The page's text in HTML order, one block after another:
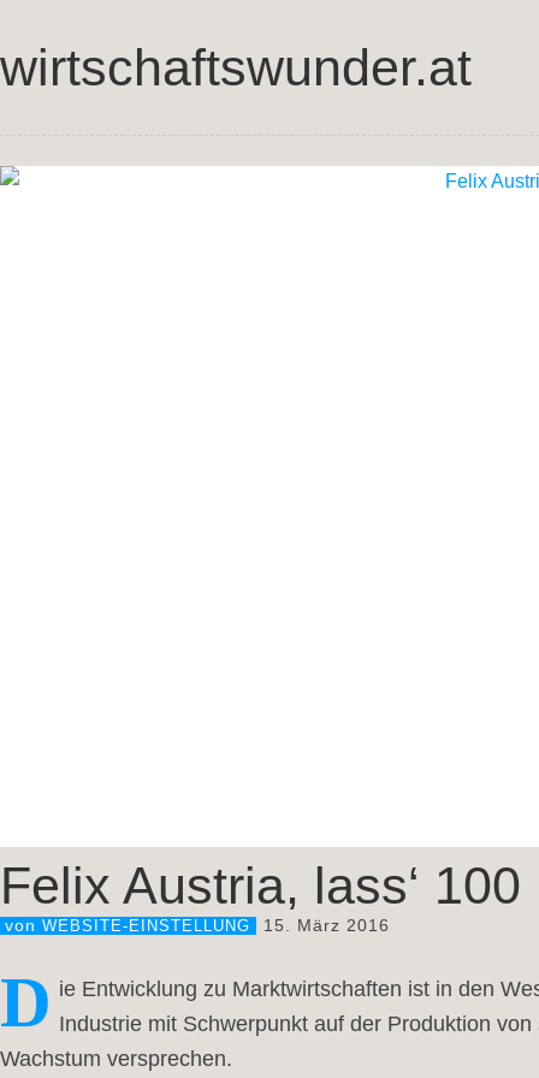
wirtschaftswunder.at
Felix Austria, lass‘
von WEBSITE-EINSTELLUNG 15. März 2016
D ie Entwicklung zu Marktwirtschaften ist in den
Industrie mit Schwerpunkt auf der Produktion
Wachstum versprechen.